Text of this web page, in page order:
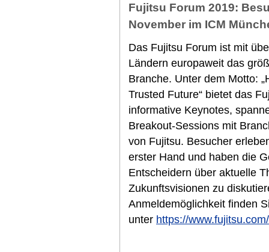
Fujitsu Forum 2019:
November im ICM
Das Fujitsu Forum ist mit
Ländern europaweit das
Branche. Unter dem Motto:
Trusted Future“ bietet das
informative Keynotes,
Breakout-Sessions mit
von Fujitsu. Besucher
erster Hand und haben die
Entscheidern über aktuelle
Zukunftsvisionen zu
Anmeldemöglichkeit finden
unter https://